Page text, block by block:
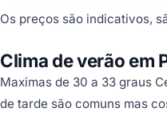
Os preços são indicativos,
Clima de verão em
Maximas de 30 a 33 graus
de tarde são comuns mas